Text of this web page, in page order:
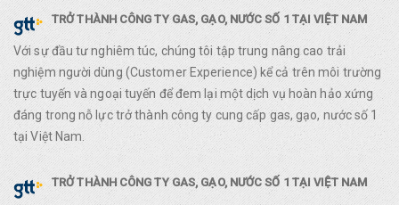
TRỞ THÀNH CÔNG TY GAS, GẠO, NƯỚC SỐ 1 TẠI VIỆT NAM
Với sự đầu tư nghiêm túc, chúng tôi tập trung nâng cao trải
nghiệm người dùng (Customer Experience) kể cả trên môi trường
trực tuyến và ngoại tuyến để đem lại một dịch vụ hoàn hảo xứng
đáng trong nỗ lực trở thành công ty cung cấp gas, gạo, nước số 1
tại Việt Nam.
TRỞ THÀNH CÔNG TY GAS, GẠO, NƯỚC SỐ 1 TẠI VIỆT NAM